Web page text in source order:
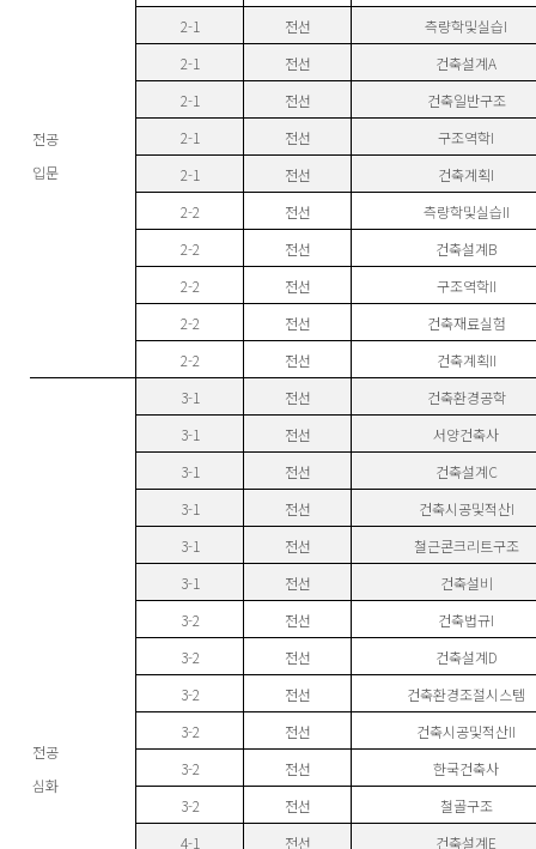
전공
입문
2-1
전선
측량학및실습I
2-1
전선
건축설계A
2-1
전선
건축일반구조
2-1
전선
구조역학I
2-1
전선
건축계획I
2-2
전선
측량학및실습II
2-2
전선
건축설계B
2-2
전선
구조역학II
2-2
전선
건축재료실험
2-2
전선 건축계획II
전공
심화
3-1 전선
건축환경공학
3-1
전선
서양건축사
3-1
전선
건축설계C
3-1
전선
건축시공및적산I
3-1
전선
철근콘크리트구조
3-1
전선
건축설비
3-2
전선
건축법규I
3-2
전선
건축설계D
3-2
전선
건축환경조절시스템
3-2
전선
건축시공및적산II
3-2
전선
한국건축사
3-2
전선
철골구조
4-1
전선
건축설계E